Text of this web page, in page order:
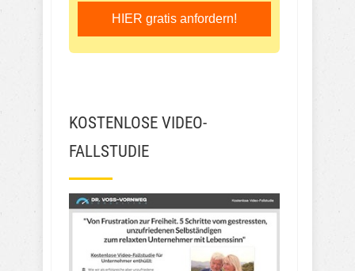
HIER gratis anfordern!
KOSTENLOSE VIDEO-
FALLSTUDIE